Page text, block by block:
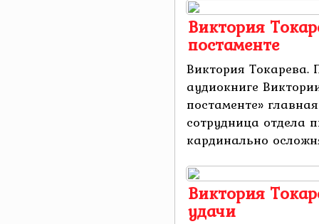
Виктория
постаменте
Виктория Токарева.
аудиокниге
постаменте»
сотрудница отдела
кардинально
Виктория
удачи